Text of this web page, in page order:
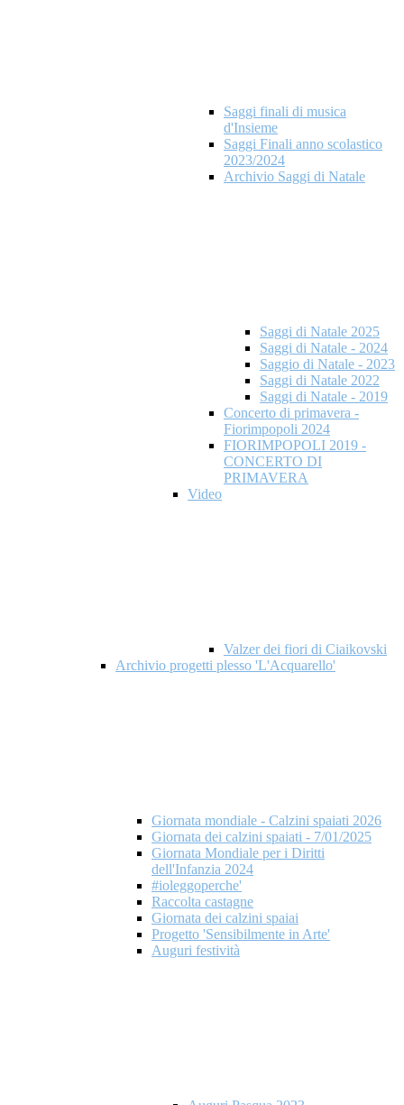
Saggi finali di musica
d'Insieme
Saggi Finali anno scolastico
2023/2024
Archivio Saggi di Natale
Saggi di Natale 2025
Saggi di Natale - 2024
Saggio di Natale - 2023
Saggi di Natale 2022
Saggi di Natale - 2019
Concerto di primavera -
Fiorimpopoli 2024
FIORIMPOPOLI 2019 -
CONCERTO DI
PRIMAVERA
Video
Valzer dei fiori di Ciaikovski
Archivio progetti plesso 'L'Acquarello'
Giornata mondiale - Calzini spaiati 2026
Giornata dei calzini spaiati - 7/01/2025
Giornata Mondiale per i Diritti
dell'Infanzia 2024
#ioleggoperche'
Raccolta castagne
Giornata dei calzini spaiai
Progetto 'Sensibilmente in Arte'
Auguri festività